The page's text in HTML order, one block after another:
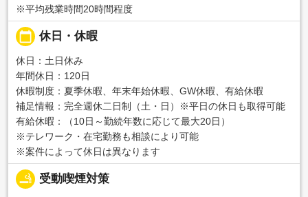
※平均残業時間20時間程度
calendar_today 休日・休暇
休日：土日休み
年間休日：120日
休暇制度：夏季休暇、年末年始休暇、GW休暇、有給休暇
補足情報：完全週休二日制（土・日）※平日の休日も取得可能
有給休暇：（10日～勤続年数に応じて最大20日）
※テレワーク・在宅勤務も相談により可能
※案件によって休日は異なります
smoking_rooms 受動喫煙対策